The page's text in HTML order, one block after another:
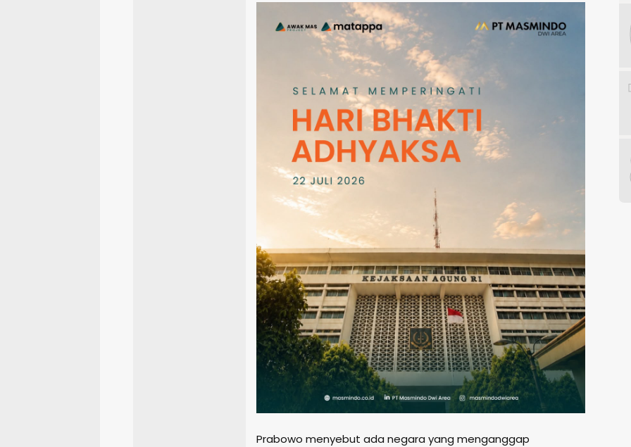
Prabowo menyebut ada negara yang menganggap